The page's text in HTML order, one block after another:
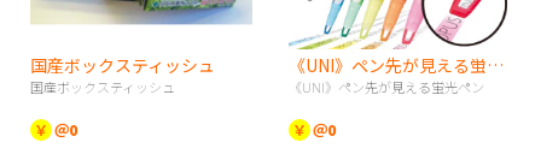
国産ボックスティッシュ
国産ボックスティッシュ
￥ ＠0
《UNI》ペン先が見える蛍光ペン
《UNI》ペン先が見える蛍光ペン
￥ ＠0